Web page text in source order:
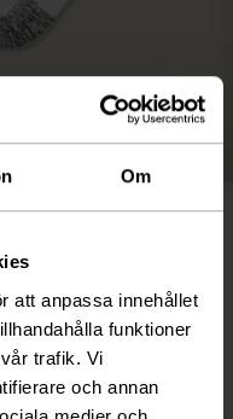
Om
att anpassa innehållet
funktioner
trafik. Vi
och annan
bomull för både